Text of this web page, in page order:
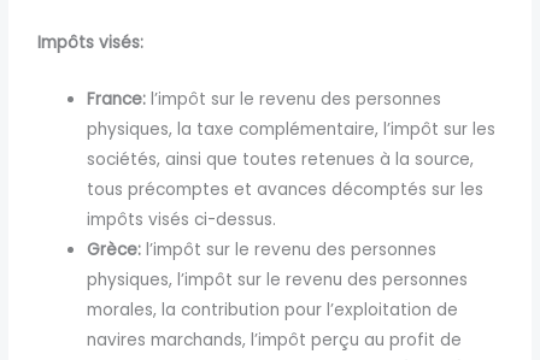
Impôts visés:
France: l’impôt sur le revenu des personnes
physiques, la taxe complémentaire, l’impôt sur les
sociétés, ainsi que toutes retenues à la source,
tous précomptes et avances décomptés sur les
impôts visés ci-dessus.
Grèce: l’impôt sur le revenu des personnes
physiques, l’impôt sur le revenu des personnes
morales, la contribution pour l’exploitation de
navires marchands, l’impôt perçu au profit de